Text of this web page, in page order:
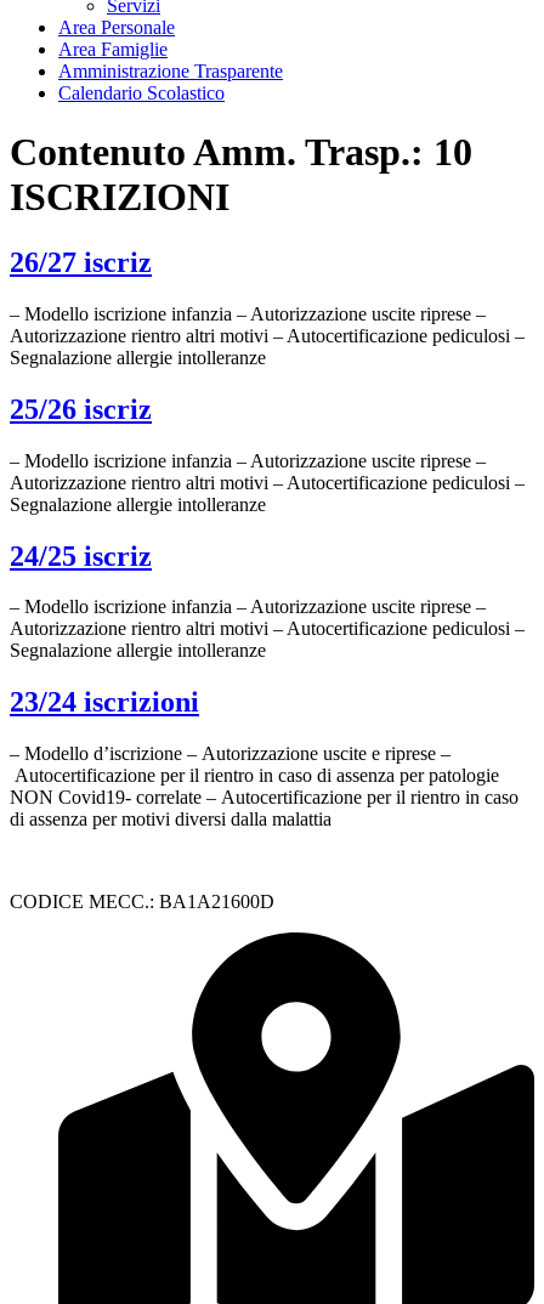
Servizi
Area Personale
Area Famiglie
Amministrazione Trasparente
Calendario Scolastico
Contenuto Amm. Trasp.: 10
ISCRIZIONI
26/27 iscriz
– Modello iscrizione infanzia – Autorizzazione uscite riprese –
Autorizzazione rientro altri motivi – Autocertificazione pediculosi –
Segnalazione allergie intolleranze
25/26 iscriz
– Modello iscrizione infanzia – Autorizzazione uscite riprese –
Autorizzazione rientro altri motivi – Autocertificazione pediculosi –
Segnalazione allergie intolleranze
24/25 iscriz
– Modello iscrizione infanzia – Autorizzazione uscite riprese –
Autorizzazione rientro altri motivi – Autocertificazione pediculosi –
Segnalazione allergie intolleranze
23/24 iscrizioni
– Modello d’iscrizione – Autorizzazione uscite e riprese –
Autocertificazione per il rientro in caso di assenza per patologie
NON Covid19- correlate – Autocertificazione per il rientro in caso
di assenza per motivi diversi dalla malattia
CODICE MECC.: BA1A21600D